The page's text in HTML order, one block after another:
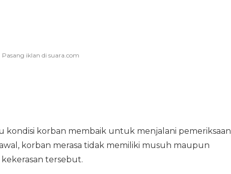
kondisi korban membaik untuk menjalani pemeriksaan
korban merasa tidak memiliki musuh maupun
kekerasan tersebut.